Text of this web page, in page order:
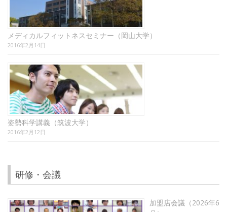
メディカルフィットネスセミナー（岡山大学）
2016年2月14日
姿勢科学講義（筑波大学）
2016年2月12日
研修・会議
加盟店会議（2026年6